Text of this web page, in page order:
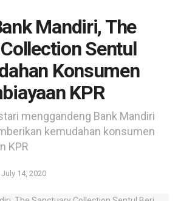
Mandiri, The
Sentul
Konsumen
KPR
menggandeng Bank Mandiri
kemudahan konsumen
KPR
July 14, 2020